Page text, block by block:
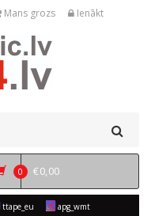
Mans grozs Ienākt
0 €0,00
ttape_eu apg_wmt